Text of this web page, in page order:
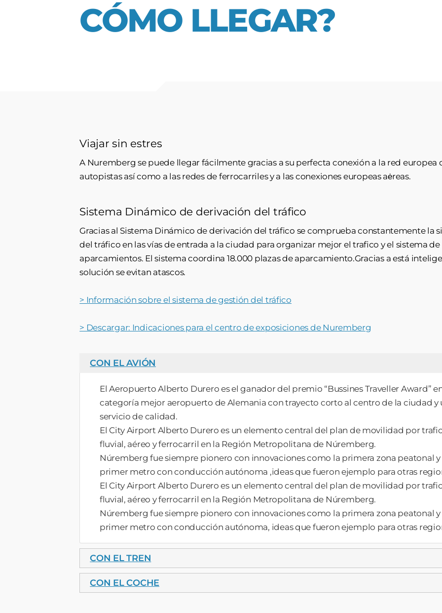
CÓMO LLEGAR?
Viajar sin estres
A Nuremberg se puede llegar fácilmente gracias a su perfecta conexión a la red europea
autopistas así como a las redes de ferrocarriles y a las conexiones europeas aėreas.
Sistema Dinámico de derivación del tráfico
Gracias al Sistema Dinámico de derivación del tráfico se comprueba constantemente la
del tráfico en las vías de entrada a la ciudad para organizar mejor el trafico y el sistema de
aparcamientos. El sistema coordina 18.000 plazas de aparcamiento.Gracias a está
solución se evitan atascos.
> Información sobre el sistema de gestión del tráfico
> Descargar: Indicaciones para el centro de exposiciones de Nuremberg
CON EL AVIÓN
El Aeropuerto Alberto Durero es el ganador del premio “Bussines Traveller Award”
categoría mejor aeropuerto de Alemania con trayecto corto al centro de la ciudad y
servicio de calidad.
El City Airport Alberto Durero es un elemento central del plan de movilidad por
fluvial, aéreo y ferrocarril en la Región Metropolitana de Núremberg.
Núremberg fue siempre pionero con innovaciones como la primera zona peatonal y
primer metro con conducción autónoma ,ideas que fueron ejemplo para otras
El City Airport Alberto Durero es un elemento central del plan de movilidad por
fluvial, aéreo y ferrocarril en la Región Metropolitana de Núremberg.
Núremberg fue siempre pionero con innovaciones como la primera zona peatonal y
primer metro con conducción autónoma, ideas que fueron ejemplo para otras
CON EL TREN
CON EL COCHE